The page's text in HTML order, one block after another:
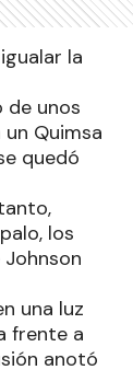
la
de unos
Quimsa
quedó
los
una luz
frente a
anotó